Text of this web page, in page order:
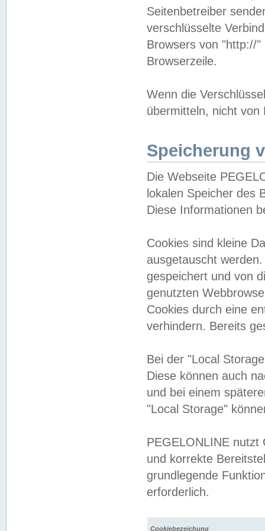
Seitenbetreiber
verschlüsselte
Browsers von "http://
Browserzeile.
Wenn die
übermitteln, nicht von
Speicherung
Die Webseite
lokalen Speicher des
Diese Informationen
Cookies sind kleine
ausgetauscht
gespeichert und von
genutzten
Cookies durch eine
verhindern. Bereits
Bei der "Local
Diese können auch
und bei einem
"Local Storage"
PEGELONLINE nutzt
und korrekte
grundlegende
erforderlich.
Cookiebezeichung